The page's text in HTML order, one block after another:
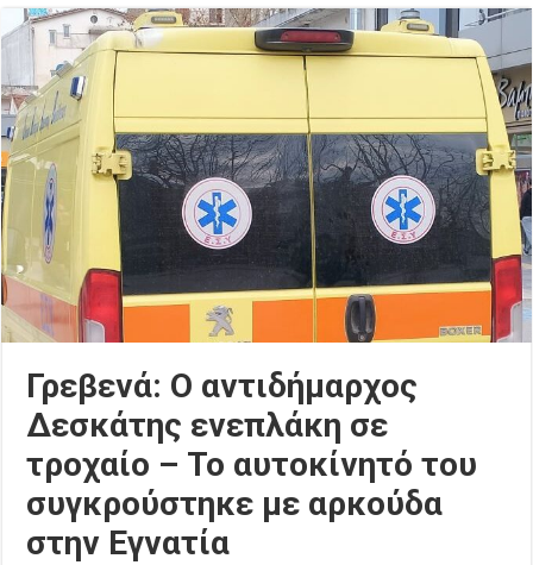
Γρεβενά: Ο αντιδήμαρχος
Δεσκάτης ενεπλάκη σε
τροχαίο – Το αυτοκίνητό του
συγκρούστηκε με αρκούδα
στην Εγνατία